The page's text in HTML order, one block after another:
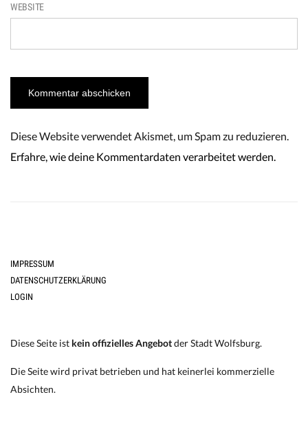
WEBSITE
Diese Website verwendet Akismet, um Spam zu reduzieren.
Erfahre, wie deine Kommentardaten verarbeitet werden.
IMPRESSUM
DATENSCHUTZERKLÄRUNG
LOGIN
Diese Seite ist kein offizielles Angebotder Stadt Wolfsburg.
Die Seite wird privat betrieben und hat keinerlei kommerzielle
Absichten.